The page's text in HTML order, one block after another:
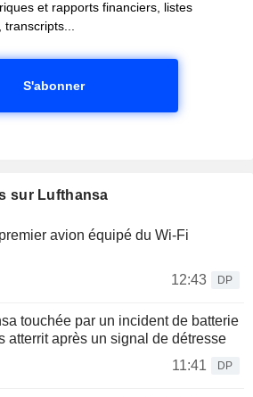
et rapports financiers, listes
S'abonner
sur Lufthansa
avion équipé du Wi-Fi
12:43
DP
touchée par un incident de batterie
atterrit après un signal de détresse
11:41
DP